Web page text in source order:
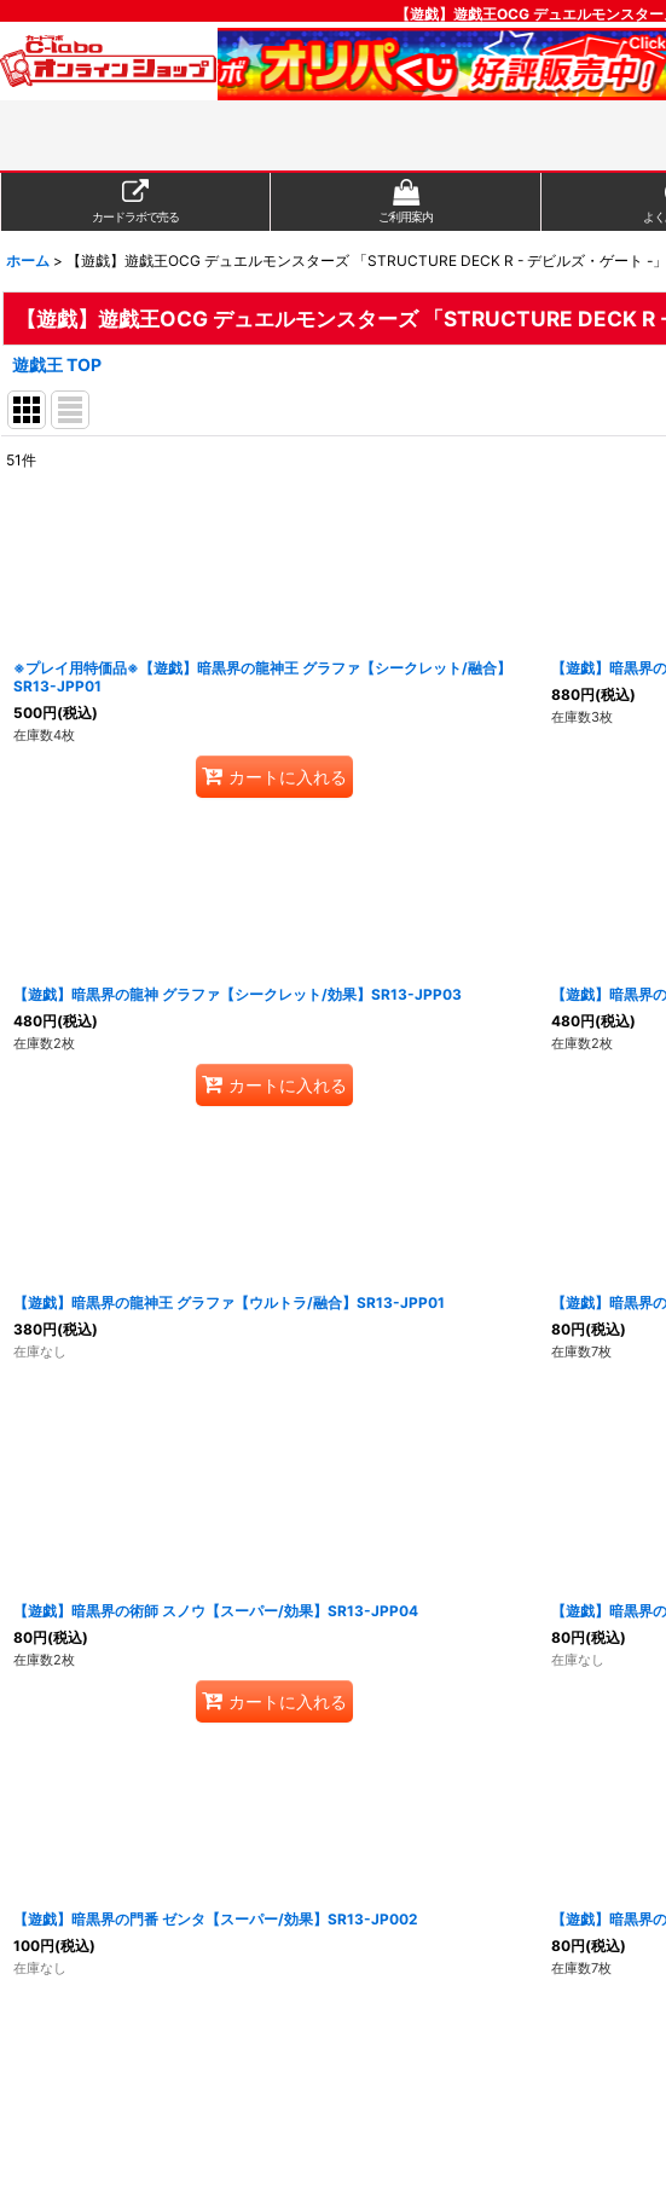
【遊戯】遊戯王OCG デュエルモンスタ
カードラボで売る ご利用案内 よ
ホーム > 【遊戯】遊戯王OCG デュエルモンスターズ 「STRUCTURE DECK R - デビルズ・ゲート -
【遊戯】遊戯王OCG デュエルモンスターズ 「STRUCTURE DECK
遊戯王 TOP
51件
※プレイ用特価品※【遊戯】暗黒界の龍神王 グラファ【シークレット/融合】
SR13-JPP01
500円(税込)
在庫数4枚
カートに入れる
【遊戯】暗黒界
880円(税込)
在庫数3枚
【遊戯】暗黒界の龍神 グラファ【シークレット/効果】SR13-JPP03
480円(税込)
在庫数2枚
カートに入れる
【遊戯】暗黒
480円(税込)
在庫数2枚
【遊戯】暗黒界の龍神王 グラファ【ウルトラ/融合】SR13-JPP01
380円(税込)
在庫なし
【遊戯】暗黒界
80円(税込)
在庫数7枚
【遊戯】暗黒界の術師 スノウ【スーパー/効果】SR13-JPP04
80円(税込)
在庫数2枚
カートに入れる
【遊戯】暗黒界
80円(税込)
在庫なし
【遊戯】暗黒界の門番 ゼンタ【スーパー/効果】SR13-JP002
100円(税込)
在庫なし
【遊戯】暗黒
80円(税込)
在庫数7枚